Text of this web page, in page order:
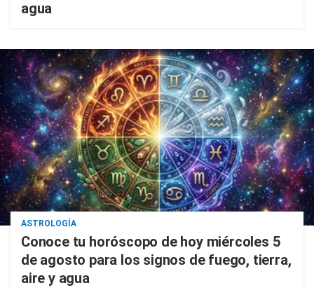
agua
ASTROLOGÍA
Conoce tu horóscopo de hoy miércoles 5
de agosto para los signos de fuego, tierra,
aire y agua